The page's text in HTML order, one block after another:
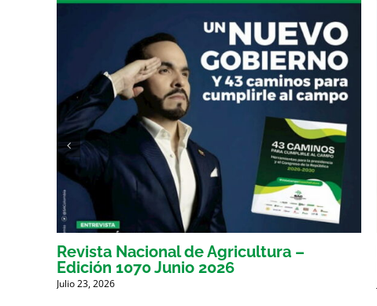
Revista Nacional de Agricultura –
Edición 1070 Junio 2026
Julio 23, 2026